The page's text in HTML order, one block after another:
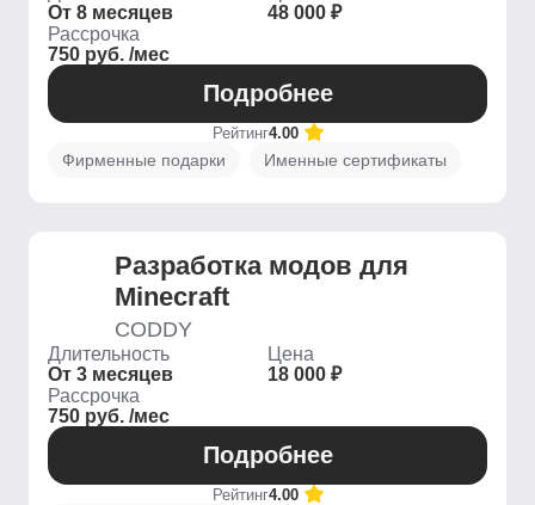
От 8 месяцев
48 000 ₽
Рассрочка
750 руб. /мес
Подробнее
Рейтинг4.00
Фирменные подарки Именные сертификаты
Разработка модов для
Minecraft
CODDY
Длительность
От 3 месяцев
Цена
18 000 ₽
Рассрочка
750 руб. /мес
Подробнее
Рейтинг4.00